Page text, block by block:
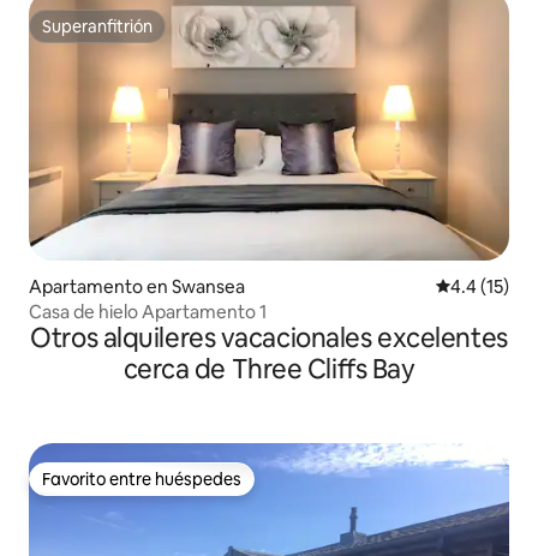
Superanfitrión
Superanfitrión
Apartamento en Swansea Calificación
4.4 (15)
Casa de hielo Apartamento 1
Otros alquileres vacacionales excelentes
cerca de Three Cliffs Bay
Favorito entre huéspedes
Favorito entre huéspedes